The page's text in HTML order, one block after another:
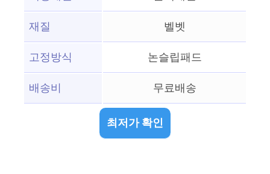
재질
벨벳
고정방식
논슬립패드
배송비
무료배송
최저가 확인